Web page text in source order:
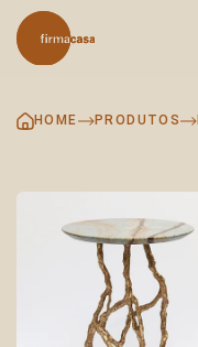
Skip
to
content
HOME PRODUTOS